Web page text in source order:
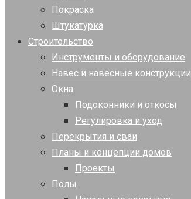
Покраска
Штукатурка
Строительство
Инструменты и оборудование
Навес и навесные конструкции
Окна
Подоконники и откосы
Регулировка и уход
Перекрытия и сваи
Планы и концепции домов
Проекты
Полы